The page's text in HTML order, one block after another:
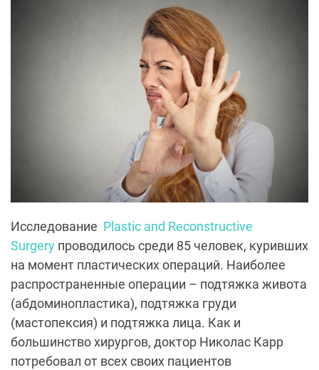
Исследование Plastic and Reconstructive
Surgery проводилось среди 85 человек, куривших
на момент пластических операций. Наиболее
распространенные операции – подтяжка живота
(абдоминопластика), подтяжка груди
(мастопексия) и подтяжка лица. Как и
большинство хирургов, доктор Николас Карр
потребовал от всех своих пациентов